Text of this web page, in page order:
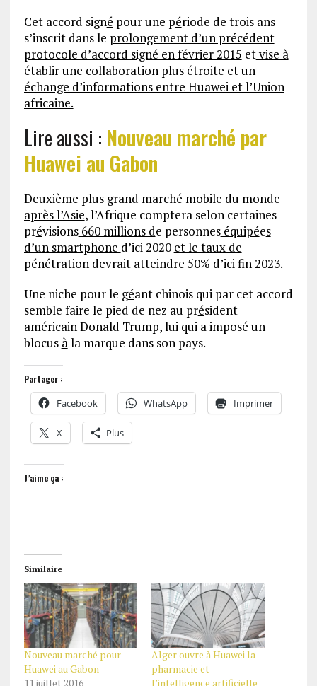
Cet accord signé pour une période de trois ans
s’inscrit dans le prolongement d’un précédent
protocole d’accord signé en février 2015 etvise à
établir une collaboration plus étroite et un
échange d’informations entre Huawei et l’Union
africaine.
Lire aussi : Nouveau marché par
Huawei au Gabon
Deuxième plus grand marché mobile du monde
après l’Asie, l’Afrique comptera selon certaines
prévisions660 millions de personneséquipées
d’un smartphone d’ici 2020 et le taux de
pénétration devrait atteindre 50% d’ici fin 2023.
Une niche pour le géant chinois qui par cet accord
semble faire le pied de nez au président
américain Donald Trump, lui qui a imposé un
blocus àla marque dans son pays.
Partager :
Facebook WhatsApp Imprimer
X Plus
J’aime ça :
Similaire
Nouveau marché pour
Huawei au Gabon
11 juillet 2016
Alger ouvre à Huawei la
pharmacie et
l’intelligence artificielle